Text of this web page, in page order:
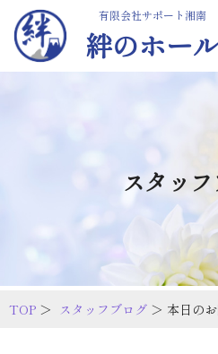
有限会社サポート湘南
絆のホー
スタッ
TOP ＞ スタッフブログ ＞ 本日の